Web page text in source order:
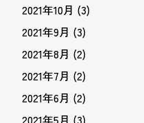
2021年10月 (3)
2021年9月 (3)
2021年8月 (2)
2021年7月 (2)
2021年6月 (2)
2021年5月 (3)